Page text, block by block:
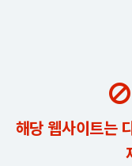
해당 웹사이트는